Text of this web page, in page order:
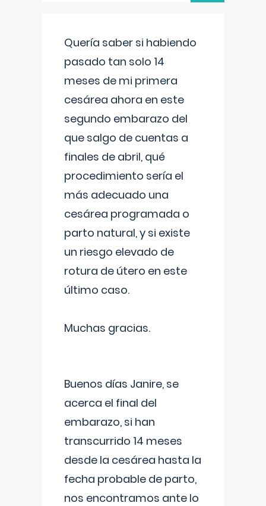
Quería saber si habiendo
pasado tan solo 14
meses de mi primera
cesárea ahora en este
segundo embarazo del
que salgo de cuentas a
finales de abril, qué
procedimiento sería el
más adecuado una
cesárea programada o
parto natural, y si existe
un riesgo elevado de
rotura de útero en este
último caso.
Muchas gracias.
Buenos días Janire, se
acerca el final del
embarazo, si han
transcurrido 14 meses
desde la cesárea hasta la
fecha probable de parto,
nos encontramos ante lo